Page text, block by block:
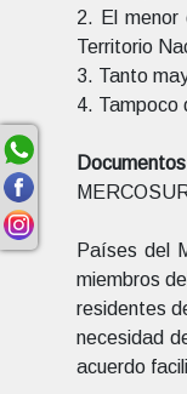
2. El menor
Territorio
3. Tanto
4. Tampoco
Países del
miembros
residentes
necesidad
acuerdo